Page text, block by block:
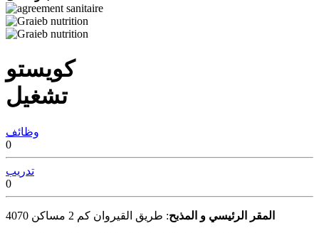
كويستو
تشغيل
وظائف
0
تدريب
0
4070 المقر الرئيسي و المذبح: طريق القيروان كم 2 مساكن